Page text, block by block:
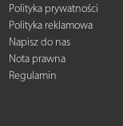
Polityka prywatności
Polityka reklamowa
Napisz do nas
Nota prawna
Regulamin